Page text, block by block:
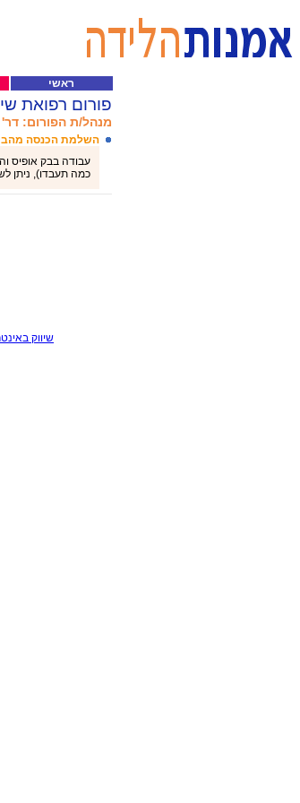
ראשי
פורום רפואת
מנהל/ת הפורום: דר'
השלמת הכנסה
כמה תעבדו), ניתן לשלוח
שיווק